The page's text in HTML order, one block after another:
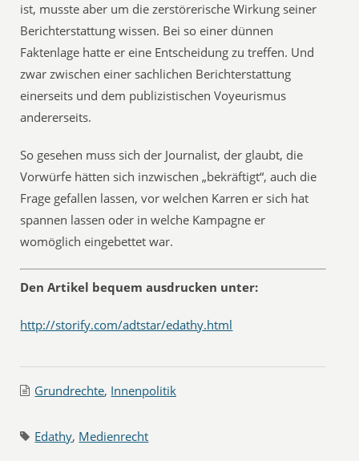
ist, musste aber um die zerstörerische Wirkung seiner
Berichterstattung wissen. Bei so einer dünnen
Faktenlage hatte er eine Entscheidung zu treffen. Und
zwar zwischen einer sachlichen Berichterstattung
einerseits und dem publizistischen Voyeurismus
andererseits.
So gesehen muss sich der Journalist, der glaubt, die
Vorwürfe hätten sich inzwischen „bekräftigt“, auch die
Frage gefallen lassen, vor welchen Karren er sich hat
spannen lassen oder in welche Kampagne er
womöglich eingebettet war.
Den Artikel bequem ausdrucken unter:
http://storify.com/adtstar/edathy.html
Grundrechte, Innenpolitik
Edathy, Medienrecht